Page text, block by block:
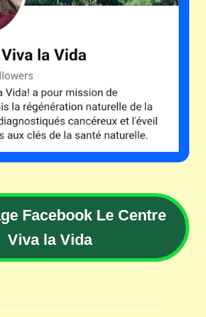
Facebook Le Centre
Viva la Vida